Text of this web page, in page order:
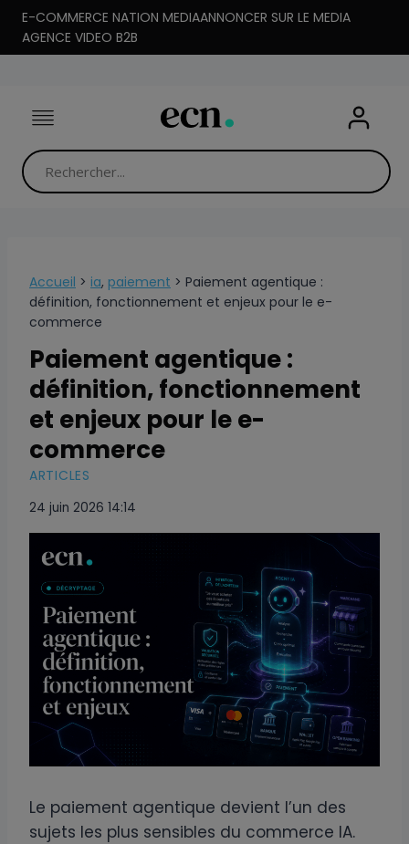
Aller
contenu
E-COMMERCE NATION MEDIAANNONCER SUR LE MEDIA
AGENCE VIDEO B2B
Accueil > ia, paiement > Paiement agentique :
définition, fonctionnement et enjeux pour le e-
commerce
Paiement agentique :
définition, fonctionnement
et enjeux pour le e-
commerce
ARTICLES
24 juin 2026 14:14
Le paiement agentique devient l’un des
sujets les plus sensibles du commerce IA.